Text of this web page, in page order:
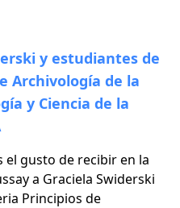
y estudiantes de
Archivología de la
y Ciencia de la
el gusto de recibir en la
a Graciela Swiderski
Principios de